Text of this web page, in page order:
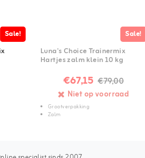
Sale! Sale!
Luna's Choice Trainermix
Hartjes zalm klein 10 kg
€67,15 €79,00
Niet op voorraad
Grootverpakking
Zalm